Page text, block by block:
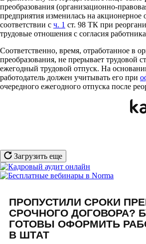
преобразования (организационно-
предприятия изменилась на акционерное
соответствии с ч. 1 ст. 98 ТК при
трудовые отношения с согласия
Соответственно, время, отработанное в
преобразования, не прерывает трудовой
ежегодный трудовой отпуск. На
работодатель должен учитывать его при
очередного ежегодного отпуска после
Загрузить еще
ПРОПУСТИЛИ СРОКИ
СРОЧНОГО ДОГОВОРА?
ГОТОВЫ ОФОРМИТЬ
В ШТАТ